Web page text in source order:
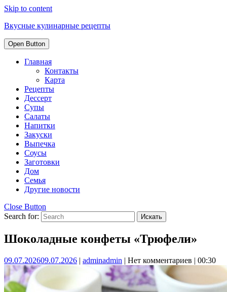
Skip to content
Вкусные кулинарные рецепты
Open Button
Главная
Контакты
Карта
Рецепты
Дессерт
Супы
Салаты
Напитки
Закуски
Выпечка
Соусы
Заготовки
Дом
Семья
Другие новости
Close Button
Search for:
Шоколадные конфеты «Трюфели»
09.07.202609.07.2026 | adminadmin | Нет комментариев | 00:30